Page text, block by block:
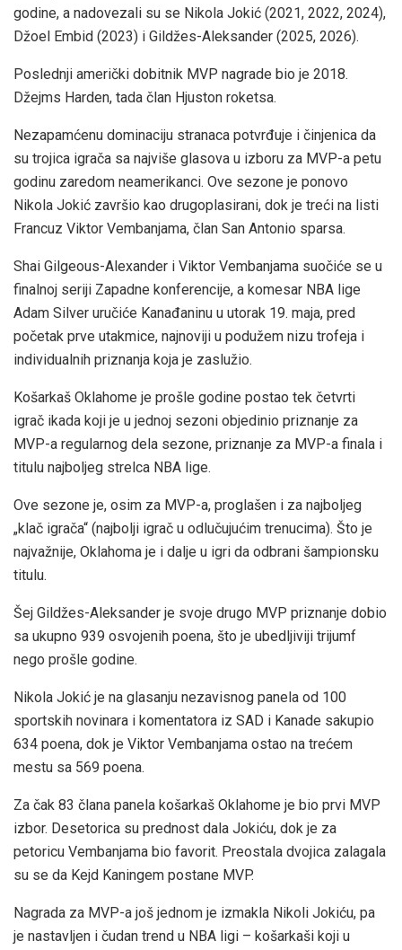
godine, a nadovezali su se Nikola Jokić (2021, 2022, 2024),
Džoel Embid (2023) i Gildžes-Aleksander (2025, 2026).
Poslednji američki dobitnik MVP nagrade bio je 2018.
Džejms Harden, tada član Hjuston roketsa.
Nezapamćenu dominaciju stranaca potvrđuje i činjenica da
su trojica igrača sa najviše glasova u izboru za MVP-a petu
godinu zaredom neamerikanci. Ove sezone je ponovo
Nikola Jokić završio kao drugoplasirani, dok je treći na listi
Francuz Viktor Vembanjama, član San Antonio sparsa.
Shai Gilgeous-Alexander i Viktor Vembanjama suočiće se u
finalnoj seriji Zapadne konferencije, a komesar NBA lige
Adam Silver uručiće Kanađaninu u utorak 19. maja, pred
početak prve utakmice, najnoviji u podužem nizu trofeja i
individualnih priznanja koja je zaslužio.
Košarkaš Oklahome je prošle godine postao tek četvrti
igrač ikada koji je u jednoj sezoni objedinio priznanje za
MVP-a regularnog dela sezone, priznanje za MVP-a finala i
titulu najboljeg strelca NBA lige.
Ove sezone je, osim za MVP-a, proglašen i za najboljeg
„klač igrača“ (najbolji igrač u odlučujućim trenucima). Što je
najvažnije, Oklahoma je i dalje u igri da odbrani šampionsku
titulu.
Šej Gildžes-Aleksander je svoje drugo MVP priznanje dobio
sa ukupno 939 osvojenih poena, što je ubedljiviji trijumf
nego prošle godine.
Nikola Jokić je na glasanju nezavisnog panela od 100
sportskih novinara i komentatora iz SAD i Kanade sakupio
634 poena, dok je Viktor Vembanjama ostao na trećem
mestu sa 569 poena.
Za čak 83 člana panela košarkaš Oklahome je bio prvi MVP
izbor. Desetorica su prednost dala Jokiću, dok je za
petoricu Vembanjama bio favorit. Preostala dvojica zalagala
su se da Kejd Kaningem postane MVP.
Nagrada za MVP-a još jednom je izmakla Nikoli Jokiću, pa
je nastavljen i čudan trend u NBA ligi – košarkaši koji u